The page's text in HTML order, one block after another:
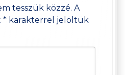
tesszük közzé. A
* karakterrel jelöltük